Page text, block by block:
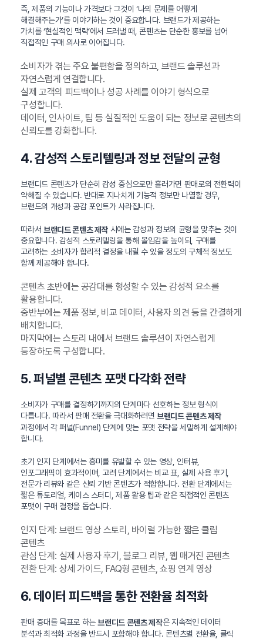
즉, 제품의 기능이나 가격보다 그것이 ‘나의 문제를 어떻게
해결해주는가’를 이야기하는 것이 중요합니다. 브랜드가 제공하는
가치를 ‘현실적인 맥락’에서 드러낼 때, 콘텐츠는 단순한 홍보를 넘어
직접적인 구매 의사로 이어집니다.
소비자가 겪는 주요 불편함을 정의하고, 브랜드 솔루션과
자연스럽게 연결합니다.
실제 고객의 피드백이나 성공 사례를 이야기 형식으로
구성합니다.
데이터, 인사이트, 팁 등 실질적인 도움이 되는 정보로 콘텐츠의
신뢰도를 강화합니다.
4. 감성적 스토리텔링과 정보 전달의 균형
브랜디드 콘텐츠가 단순히 감성 중심으로만 흘러가면 판매로의 전환력이
약해질 수 있습니다. 반대로 지나치게 기능적 정보만 나열할 경우,
브랜드의 개성과 공감 포인트가 사라집니다.
따라서 브랜디드 콘텐츠 제작 시에는 감성과 정보의 균형을 맞추는 것이
중요합니다. 감성적 스토리텔링을 통해 몰입감을 높이되, 구매를
고려하는 소비자가 합리적 결정을 내릴 수 있을 정도의 구체적 정보도
함께 제공해야 합니다.
콘텐츠 초반에는 공감대를 형성할 수 있는 감성적 요소를
활용합니다.
중반부에는 제품 정보, 비교 데이터, 사용자 의견 등을 간결하게
배치합니다.
마지막에는 스토리 내에서 브랜드 솔루션이 자연스럽게
등장하도록 구성합니다.
5. 퍼널별 콘텐츠 포맷 다각화 전략
소비자가 구매를 결정하기까지의 단계마다 선호하는 정보 형식이
다릅니다. 따라서 판매 전환을 극대화하려면 브랜디드 콘텐츠 제작
과정에서 각 퍼널(Funnel) 단계에 맞는 포맷 전략을 세밀하게 설계해야
합니다.
초기 인지 단계에서는 흥미를 유발할 수 있는 영상, 인터뷰,
인포그래픽이 효과적이며, 고려 단계에서는 비교 표, 실제 사용 후기,
전문가 리뷰와 같은 신뢰 기반 콘텐츠가 적합합니다. 전환 단계에서는
짧은 튜토리얼, 케이스 스터디, 제품 활용 팁과 같은 직접적인 콘텐츠
포맷이 구매 결정을 돕습니다.
인지 단계: 브랜드 영상 스토리, 바이럴 가능한 짧은 클립
콘텐츠
관심 단계: 실제 사용자 후기, 블로그 리뷰, 웹 매거진 콘텐츠
전환 단계: 상세 가이드, FAQ형 콘텐츠, 쇼핑 연계 영상
6. 데이터 피드백을 통한 전환율 최적화
판매 증대를 목표로 하는 브랜디드 콘텐츠 제작은 지속적인 데이터
분석과 최적화 과정을 반드시 포함해야 합니다. 콘텐츠별 전환율, 클릭